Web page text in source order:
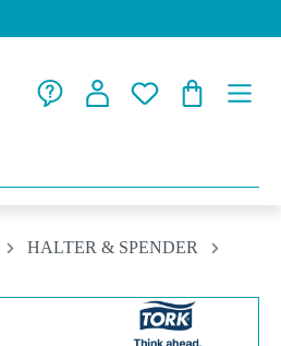
HALTER & SPENDER